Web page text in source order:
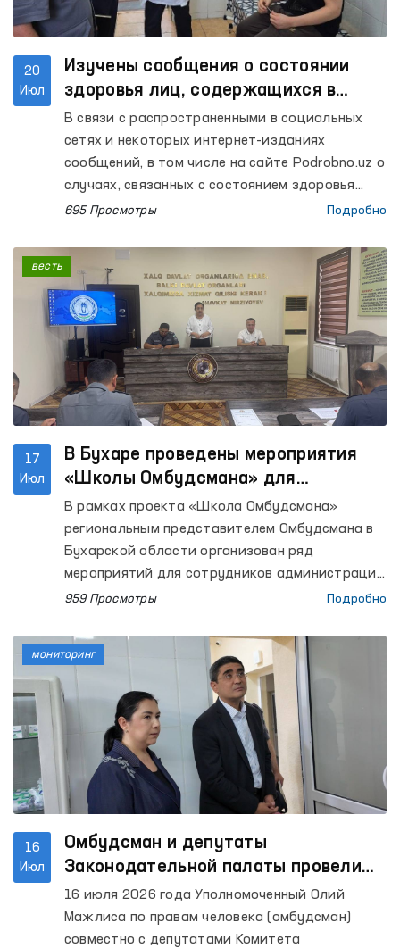
20
Июл
Изучены сообщения о состоянии
здоровья лиц, содержащихся в
Центральном следственном
изоляторе
В связи с распространенными в социальных
сетях и некоторых интернет-изданиях
сообщений, в том числе на сайте Podrobno.uz о
случаях, связанных с состоянием здоровья
лиц, содержащихся в Центральном
исполнения наказаний Ташкентской области, а
также запросом об изучении Омбудсманом
данного факта, сообщается следующее.
695 Просмотры Подробно
17
Июл
В Бухаре проведены мероприятия
«Школы Омбудсмана» для
сотрудников закрытых учреждений
В рамках проекта «Школа Омбудсмана»
региональным представителем Омбудсмана в
Бухарской области организован ряд
мероприятий для сотрудников администраций
колоний исполнения наказания №№ 1, 17 и 20,
мероприятиях приняли участие депутат
Бухарского областного Кенгаша народных
депутатов Д. Ахмедова и руководитель
Бухарского областного территориального
подразделения Общенационального движения
«Юксалиш» Х. Бобожонов.
959 Просмотры Подробно
весть
16
Июл
Омбудсман и депутаты
Законодательной палаты провели
мониторинг ряда закрытых
учреждений в Ташкенте
16 июля 2026 года Уполномоченный Олий
Мажлиса по правам человека (омбудсман)
совместно с депутатами Комитета
мониторинг